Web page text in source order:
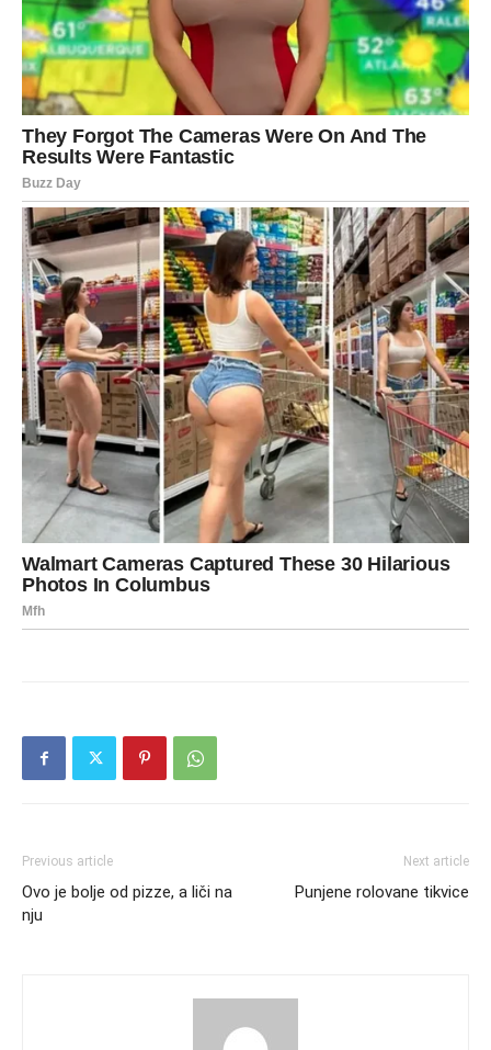
Previous article
Ovo je bolje od pizze, a liči na
nju
Next article
Punjene rolovane tikvice